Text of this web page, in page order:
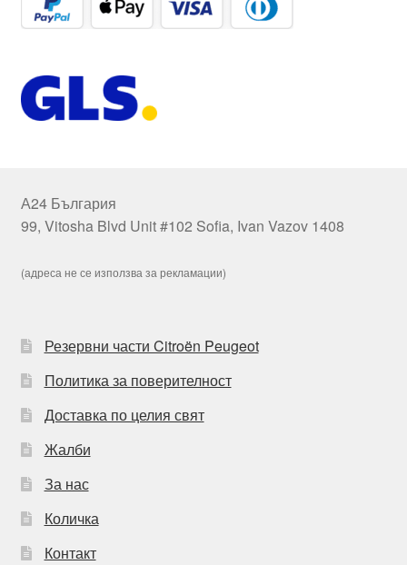
А24 България
99, Vitosha Blvd Unit #102 Sofia, Ivan Vazov 1408
(адреса не се използва за рекламации)
Резервни части Citroën Peugeot
Политика за поверителност
Доставка по целия свят
Жалби
За нас
Количка
Контакт